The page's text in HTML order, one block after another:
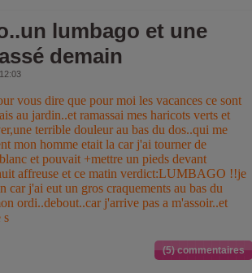
lumbago et une
demain
vous dire que pour moi les vacances ce sont
au jardin..et ramassai mes haricots verts et
terrible douleur au bas du dos..qui me
mon homme etait la car j'ai tourner de
et pouvait +mettre un pieds devant
affreuse et ce matin verdict:LUMBAGO !!je
car j'ai eut un gros craquements au bas du
ordi..debout..car j'arrive pas a m'assoir..et
s
(5) commentaires